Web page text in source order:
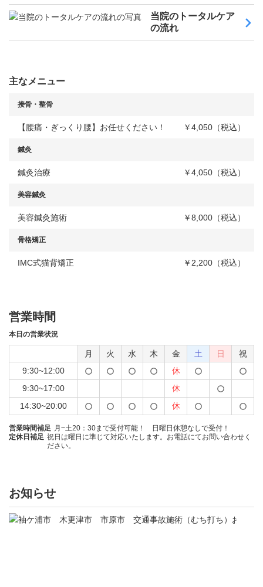
当院のトータルケア
の流れ
主なメニュー
接骨・整骨
【腰痛・ぎっくり腰】お任せください！ ￥4,050（税込）
鍼灸
鍼灸治療 ￥4,050（税込）
美容鍼灸
美容鍼灸施術 ￥8,000（税込）
骨格矯正
IMC式猫背矯正 ￥2,200（税込）
営業時間
本日の営業状況
月 火 水 木 金 土 日
祝
9:30~12:00
休
9:30~17:00
休
14:30~20:00
休
営業時間補足 月~土20：30まで受付可能！ 日曜日休憩なしで受付！
定休日補足 祝日は曜日に準じて対応いたします。お電話にてお問い合わせく
ださい。
お知らせ